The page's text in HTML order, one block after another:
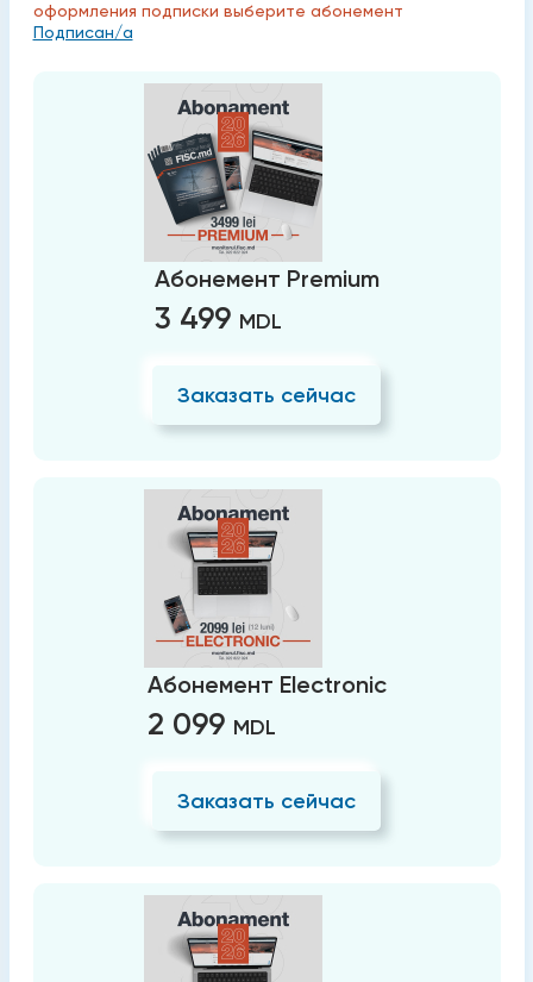
оформления подписки выберите абонемент
Подписан/а
Абонемент Premium
3 499 MDL
Заказать сейчас
Абонемент Electronic
2 099 MDL
Заказать сейчас